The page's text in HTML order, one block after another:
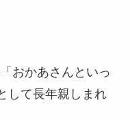
おかあさんといっ
して長年親しまれ